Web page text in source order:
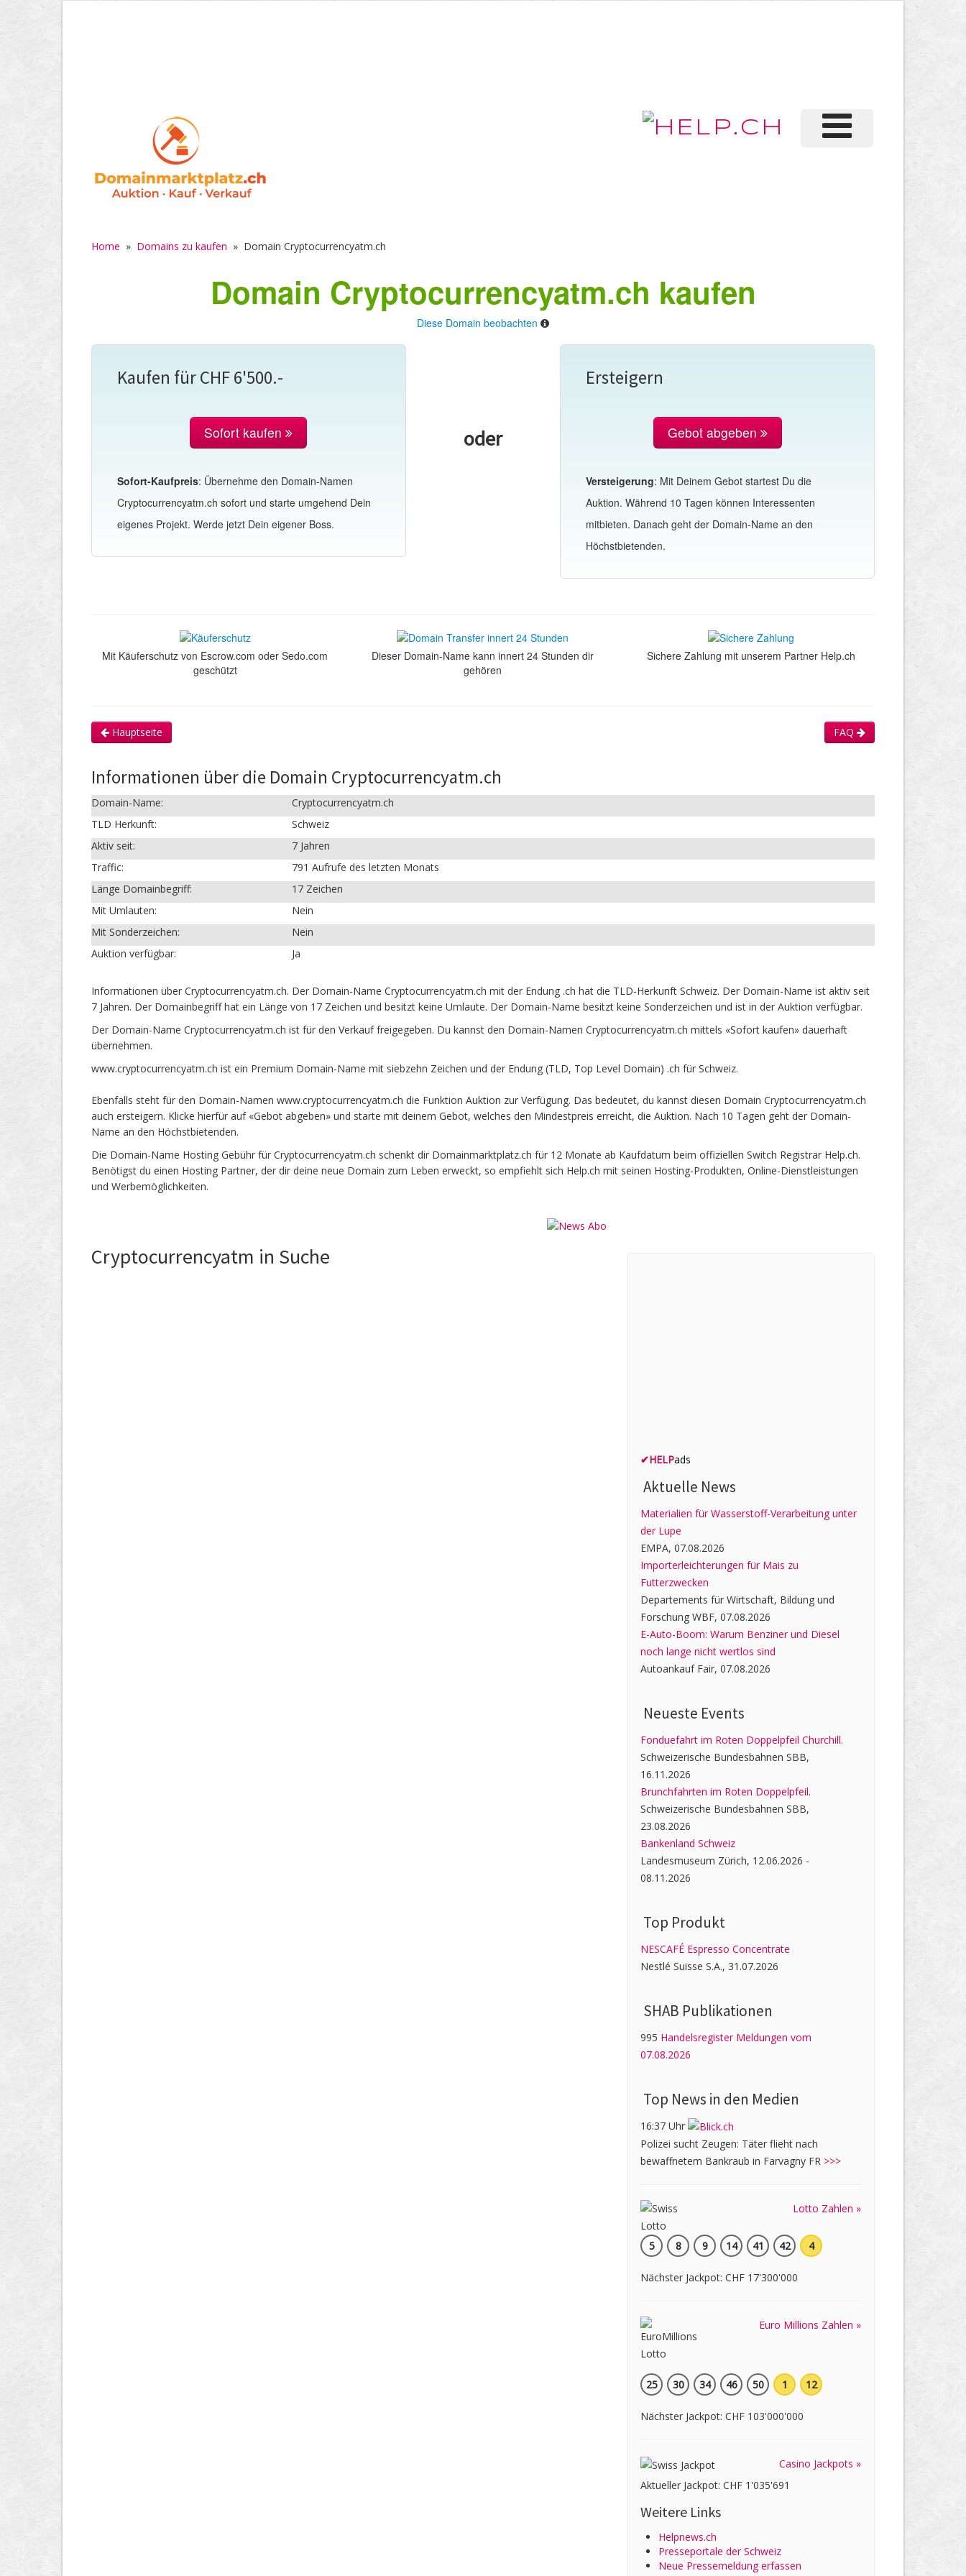
Home » Domains zu kaufen » Domain Cryptocurrencyatm.ch
Domain Cryptocurrencyatm.ch kaufen
Diese Domain beobachten
Kaufen für CHF 6'500.-
Sofort kaufen
Sofort-Kaufpreis: Übernehme den Domain-Namen
Cryptocurrencyatm.ch sofort und starte umgehend Dein
eigenes Projekt. Werde jetzt Dein eigener Boss.
oder
Ersteigern
Gebot abgeben
Versteigerung: Mit Deinem Gebot startest Du die
Auktion. Während 10 Tagen können Interessenten
mitbieten. Danach geht der Domain-Name an den
Höchstbietenden.
Mit Käuferschutz von Escrow.com oder Sedo.com
geschützt
Dieser Domain-Name kann innert 24 Stunden dir
gehören
Sichere Zahlung mit unserem Partner Help.ch
Hauptseite FAQ
Informationen über die Domain Cryptocurrencyatm.ch
Domain-Name:
Cryptocurrencyatm.ch
TLD Herkunft:
Schweiz
Aktiv seit:
7 Jahren
Traffic:
791 Aufrufe des letzten Monats
Länge Domainbegriff:
17 Zeichen
Mit Umlauten:
Nein
Mit Sonderzeichen:
Nein
Auktion verfügbar:
Ja
Informationen über Cryptocurrencyatm.ch. Der Domain-Name Cryptocurrencyatm.ch mit der Endung .ch hat die TLD-Herkunft Schweiz. Der Domain-Name ist aktiv seit
7 Jahren. Der Domainbegriff hat ein Länge von 17 Zeichen und besitzt keine Umlaute. Der Domain-Name besitzt keine Sonderzeichen und ist in der Auktion verfügbar.
Der Domain-Name Cryptocurrencyatm.ch ist für den Verkauf freigegeben. Du kannst den Domain-Namen Cryptocurrencyatm.ch mittels «Sofort kaufen» dauerhaft
übernehmen.
www.cryptocurrencyatm.ch ist ein Premium Domain-Name mit siebzehn Zeichen und der Endung (TLD, Top Level Domain) .ch für Schweiz.
Ebenfalls steht für den Domain-Namen www.cryptocurrencyatm.ch die Funktion Auktion zur Verfügung. Das bedeutet, du kannst diesen Domain Cryptocurrencyatm.ch
auch ersteigern. Klicke hierfür auf «Gebot abgeben» und starte mit deinem Gebot, welches den Mindestpreis erreicht, die Auktion. Nach 10 Tagen geht der Domain-
Name an den Höchstbietenden.
Die Domain-Name Hosting Gebühr für Cryptocurrencyatm.ch schenkt dir Domainmarktplatz.ch für 12 Monate ab Kaufdatum beim offiziellen Switch Registrar Help.ch.
Benötigst du einen Hosting Partner, der dir deine neue Domain zum Leben erweckt, so empfiehlt sich Help.ch mit seinen Hosting-Produkten, Online-Dienstleistungen
und Werbemöglichkeiten.
Cryptocurrencyatm in Suche
✔HELPads
Aktuelle News
Materialien für Wasserstoff-Verarbeitung unter
der Lupe
EMPA, 07.08.2026
Importerleichterungen für Mais zu
Futterzwecken
Departements für Wirtschaft, Bildung und
Forschung WBF, 07.08.2026
E-Auto-Boom: Warum Benziner und Diesel
noch lange nicht wertlos sind
Autoankauf Fair, 07.08.2026
Neueste Events
Fonduefahrt im Roten Doppelpfeil Churchill.
Schweizerische Bundesbahnen SBB,
16.11.2026
Brunchfahrten im Roten Doppelpfeil.
Schweizerische Bundesbahnen SBB,
23.08.2026
Bankenland Schweiz
Landesmuseum Zürich, 12.06.2026 -
08.11.2026
Top Produkt
NESCAFÉ Espresso Concentrate
Nestlé Suisse S.A., 31.07.2026
SHAB Publi­kati­onen
995 Handelsregister Meldungen vom
07.08.2026
Top News in den Medien
16:37 Uhr
Polizei sucht Zeugen: Täter flieht nach
bewaffnetem Bankraub in Farvagny FR >>>
Lotto Zahlen »
5 8 9 14 41 42 4
Nächster Jackpot: CHF 17'300'000
Euro Millions Zahlen »
25 30 34 46 50 1 12
Nächster Jackpot: CHF 103'000'000
Casino Jackpots »
Aktueller Jackpot: CHF 1'035'691
Weitere Links
Helpnews.ch
Presseportale der Schweiz
Neue Pressemeldung erfassen